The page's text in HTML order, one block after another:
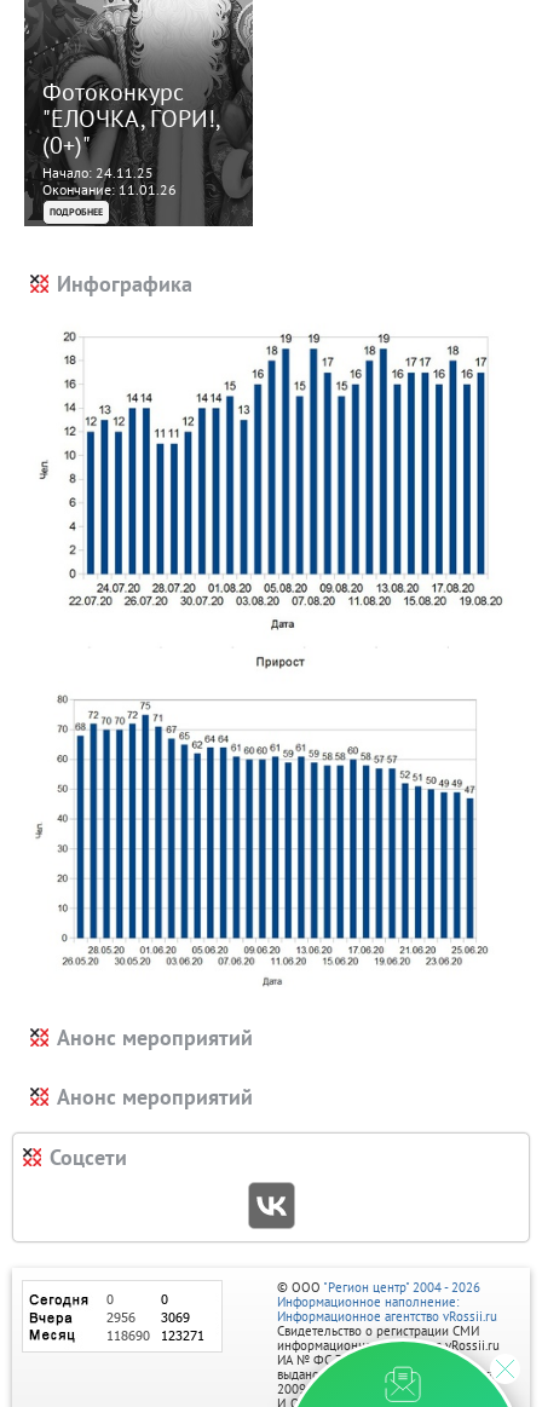
Фотоконкурс
"ЕЛОЧКА, ГОРИ!,
(0+)"
Начало: 24.11.25
Окончание: 11.01.26
ПОДРОБНЕЕ
Инфографика
Анонс мероприятий
Анонс мероприятий
Соцсети
© ООО "Регион центр" 2004 - 2026
Информационное наполнение:
Информационное агентство vRossii.ru
Свидетельство о регистрации СМИ
информационного агентства vRossii.ru
ИА № ФС 77‑35502
выдано РОСКОМНАДЗОРом 04 марта
2009г.
И. О. Главного редактора Нарыков А. Н.